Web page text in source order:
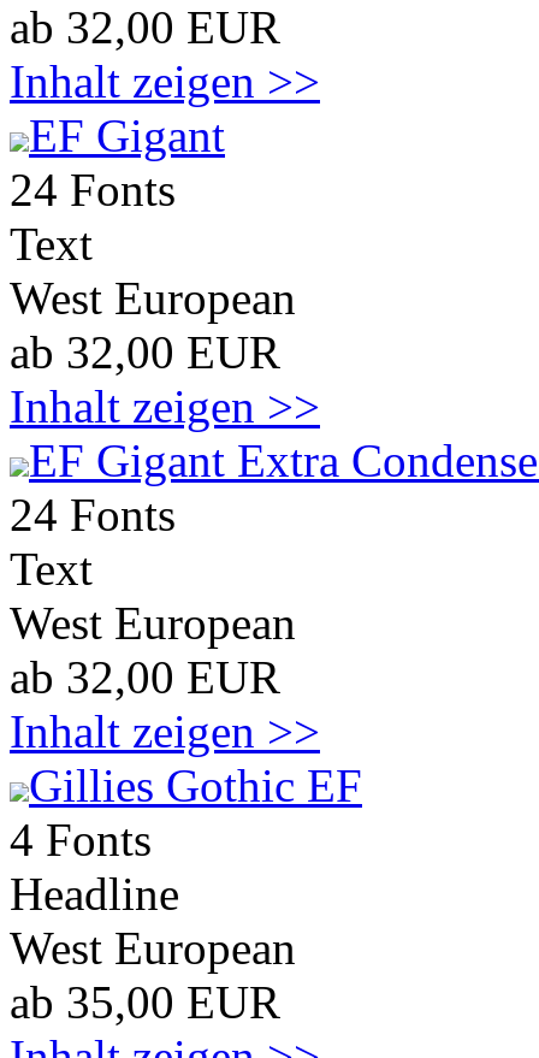
ab 32,00 EUR
Inhalt zeigen >>
EF Gigant
24 Fonts
Text
West European
ab 32,00 EUR
Inhalt zeigen >>
EF Gigant Extra
24 Fonts
Text
West European
ab 32,00 EUR
Inhalt zeigen >>
Gillies Gothic EF
4 Fonts
Headline
West European
ab 35,00 EUR